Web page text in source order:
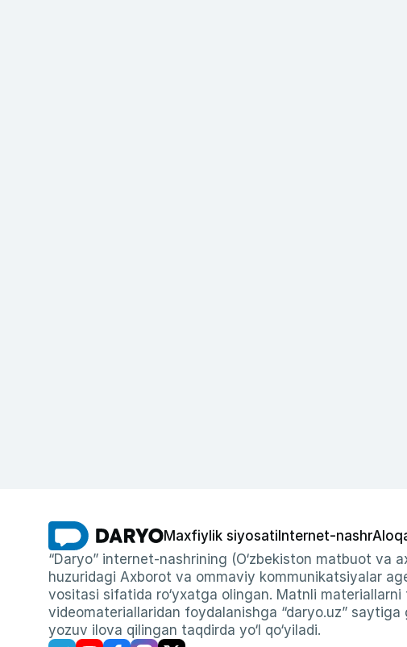
Maxfiylik siyosati Internet-nashr
“Daryo” internet-nashrining (O‘zbekiston matbuot va
huzuridagi Axborot va ommaviy kommunikatsiyalar
vositasi sifatida ro‘yxatga olingan. Matnli
videomateriallaridan foydalanishga “daryo.uz”
yozuv ilova qilingan taqdirda yo‘l qo‘yiladi.